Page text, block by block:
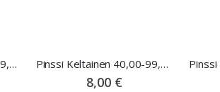
Pinssi Valkoinen 10,00-39,99km Pinssi Keltainen 40,00-99,99km
8,00 €